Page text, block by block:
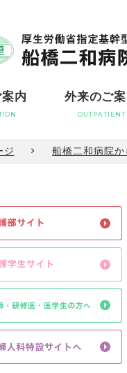
内 外来のご
OUTPATIENT
ジ 船橋二和病院